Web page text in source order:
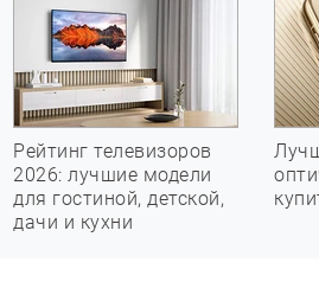
Рейтинг телевизоров
2026: лучшие модели
для гостиной, детской,
дачи и кухни